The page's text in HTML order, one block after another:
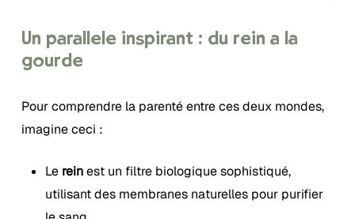
Un parallèle inspirant : du rein à la
gourde
Pour comprendre la parenté entre ces deux mondes,
imagine ceci :
Le reinest un filtre biologique sophistiqué,
utilisant des membranes naturelles pour purifier